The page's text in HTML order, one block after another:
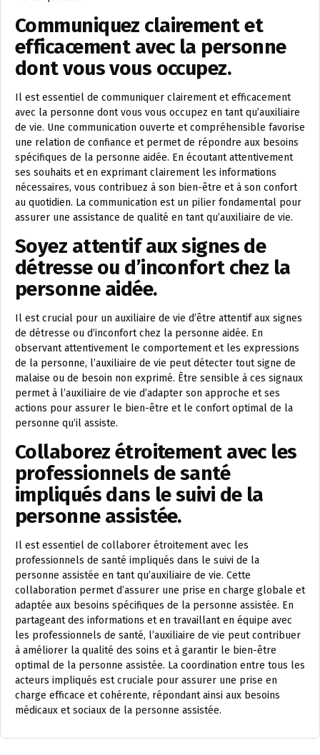
Communiquez clairement et
efficacement avec la personne
dont vous vous occupez.
Il est essentiel de communiquer clairement et efficacement
avec la personne dont vous vous occupez en tant qu’auxiliaire
de vie. Une communication ouverte et compréhensible favorise
une relation de confiance et permet de répondre aux besoins
spécifiques de la personne aidée. En écoutant attentivement
ses souhaits et en exprimant clairement les informations
nécessaires, vous contribuez à son bien-être et à son confort
au quotidien. La communication est un pilier fondamental pour
assurer une assistance de qualité en tant qu’auxiliaire de vie.
Soyez attentif aux signes de
détresse ou d’inconfort chez la
personne aidée.
Il est crucial pour un auxiliaire de vie d’être attentif aux signes
de détresse ou d’inconfort chez la personne aidée. En
observant attentivement le comportement et les expressions
de la personne, l’auxiliaire de vie peut détecter tout signe de
malaise ou de besoin non exprimé. Être sensible à ces signaux
permet à l’auxiliaire de vie d’adapter son approche et ses
actions pour assurer le bien-être et le confort optimal de la
personne qu’il assiste.
Collaborez étroitement avec les
professionnels de santé
impliqués dans le suivi de la
personne assistée.
Il est essentiel de collaborer étroitement avec les
professionnels de santé impliqués dans le suivi de la
personne assistée en tant qu’auxiliaire de vie. Cette
collaboration permet d’assurer une prise en charge globale et
adaptée aux besoins spécifiques de la personne assistée. En
partageant des informations et en travaillant en équipe avec
les professionnels de santé, l’auxiliaire de vie peut contribuer
à améliorer la qualité des soins et à garantir le bien-être
optimal de la personne assistée. La coordination entre tous les
acteurs impliqués est cruciale pour assurer une prise en
charge efficace et cohérente, répondant ainsi aux besoins
médicaux et sociaux de la personne assistée.